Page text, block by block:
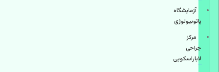
آزمایشگاه
پاتوبیولوژی
مرکز
جراحی
لاپاراسکوپی